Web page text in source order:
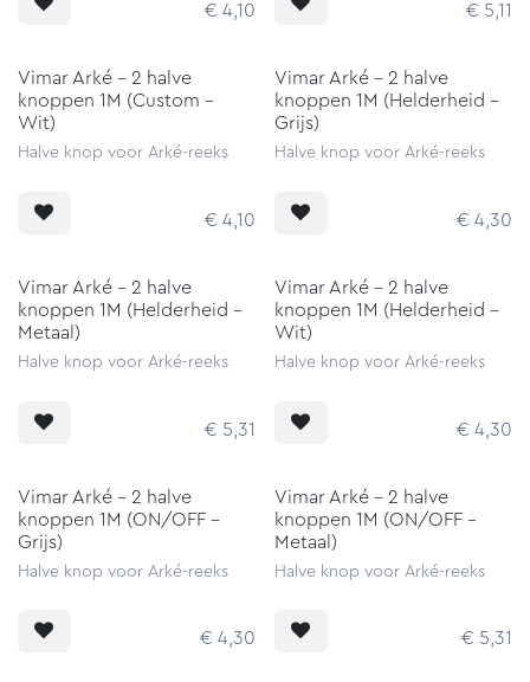
€ 4,10 € 5,11
Vimar Arké - 2 halve
knoppen 1M (Custom -
Wit)
Halve knop voor Arké-reeks
€ 4,10
Vimar Arké - 2 halve
knoppen 1M (Helderheid -
Grijs)
Halve knop voor Arké-reeks
€ 4,30
Vimar Arké - 2 halve
knoppen 1M (Helderheid -
Metaal)
Halve knop voor Arké-reeks
€ 5,31
Vimar Arké - 2 halve
knoppen 1M (Helderheid -
Wit)
Halve knop voor Arké-reeks
€ 4,30
Vimar Arké - 2 halve
knoppen 1M (ON/OFF -
Grijs)
Halve knop voor Arké-reeks
€ 4,30
Vimar Arké - 2 halve
knoppen 1M (ON/OFF -
Metaal)
Halve knop voor Arké-reeks
€ 5,31